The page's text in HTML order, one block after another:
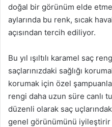
doğal bir görünüm elde
aylarında bu renk, sıcak
açısından tercih ediliyor.
Bu yıl ışıltılı karamel saç
saçlarınızdaki sağlığı
korumak için özel
rengi daha uzun süre canlı
düzenli olarak saç uçlarındaki
genel görünümünü iyileştirir